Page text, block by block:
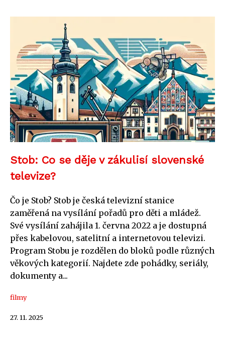
Stob: Co se děje v zákulisí slovenské
televize?
Čo je Stob? Stob je česká televizní stanice
zaměřená na vysílání pořadů pro děti a mládež.
Své vysílání zahájila 1. června 2022 a je dostupná
přes kabelovou, satelitní a internetovou televizi.
Program Stobu je rozdělen do bloků podle různých
věkových kategorií. Najdete zde pohádky, seriály,
dokumenty a...
filmy
27. 11. 2025